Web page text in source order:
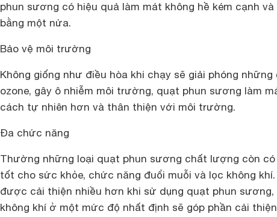
phun sương có hiệu quả làm mát không hề kém cạnh
bằng một nửa.
Bảo vệ môi trường
Không giống như điều hòa khi chạy sẽ giải phóng
ozone, gây ô nhiễm môi trường, quạt phun sương làm
cách tự nhiên hơn và thân thiện với môi trường.
Đa chức năng
Thường những loại quạt phun sương chất lượng còn
tốt cho sức khỏe, chức năng đuổi muỗi và lọc không
được cải thiện nhiều hơn khi sử dụng quạt phun sương,
không khí ở một mức độ nhất định sẽ góp phần cải